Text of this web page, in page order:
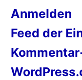
Anmelden
Feed der